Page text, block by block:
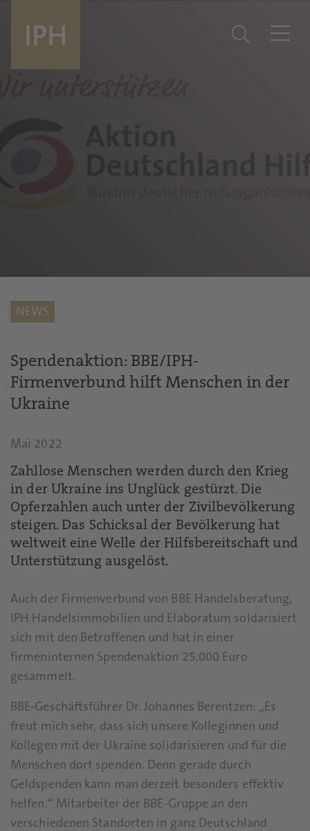
NEWS
Spendenaktion: BBE/IPH-
Firmenverbund hilft Menschen in der
Ukraine
Mai 2022
Zahllose Menschen werden durch den Krieg
in der Ukraine ins Unglück gestürzt. Die
Opferzahlen auch unter der Zivilbevölkerung
steigen. Das Schicksal der Bevölkerung hat
weltweit eine Welle der Hilfsbereitschaft und
Unterstützung ausgelöst.
Auch der Firmenverbund von BBE Handelsberatung,
IPH Handelsimmobilien und Elaboratum soldarisiert
sich mit den Betroffenen und hat in einer
firmeninternen Spendenaktion 25.000 Euro
gesammelt.
BBE-Geschäftsführer Dr. Johannes Berentzen: „Es
freut mich sehr, dass sich unsere Kolleginnen und
Kollegen mit der Ukraine solidarisieren und für die
Menschen dort spenden. Denn gerade durch
Geldspenden kann man derzeit besonders effektiv
helfen.“ Mitarbeiter der BBE-Gruppe an den
verschiedenen Standorten in ganz Deutschland